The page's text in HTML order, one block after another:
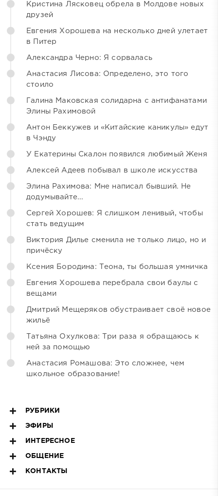
Кристина Лясковец обрела в Молдове новых
друзей
Евгения Хорошева на несколько дней улетает
в Питер
Александра Черно: Я сорвалась
Анастасия Лисова: Определено, это того
стоило
Галина Маковская солидарна с антифанатами
Элины Рахимовой
Антон Беккужев и «Китайские каникулы» едут
в Чэнду
У Екатерины Скалон появился любимый Женя
Алексей Адеев побывал в школе искусства
Элина Рахимова: Мне написал бывший. Не
додумывайте...
Сергей Хорошев: Я слишком ленивый, чтобы
стать ведущим
Виктория Дилье сменила не только лицо, но и
причёску
Ксения Бородина: Теона, ты большая умничка
Евгения Хорошева перебрала свои баулы с
вещами
Дмитрий Мещеряков обустраивает своё новое
жильё
Татьяна Охулкова: Три раза я обращаюсь к
ней за помощью
Анастасия Ромашова: Это сложнее, чем
школьное образование!
РУБРИКИ
ЭФИРЫ
ИНТЕРЕСНОЕ
ОБЩЕНИЕ
КОНТАКТЫ